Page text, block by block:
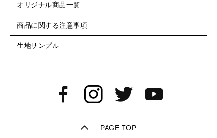
オリジナル商品一覧
商品に関する注意事項
生地サンプル
PAGE TOP